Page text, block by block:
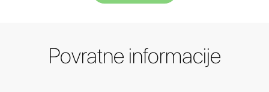
Povratne informacije